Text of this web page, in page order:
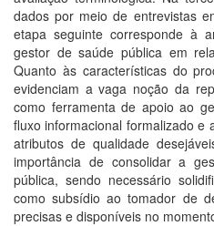
dados por meio de entrevistas
etapa seguinte corresponde à
gestor de saúde pública em
Quanto às características do
evidenciam a vaga noção da
como ferramenta de apoio ao
fluxo informacional formalizado e
atributos de qualidade
importância de consolidar a
pública, sendo necessário
como subsídio ao tomador de
precisas e disponíveis no